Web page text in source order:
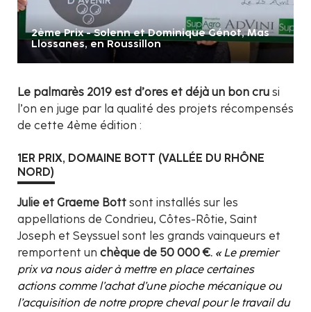
2ème Prix - Solenn et Dominique Génot, Mas
Llossanes, en Roussillon
Le palmarès 2019 est d’ores et déjà un bon cru si
l’on en juge par la qualité des projets récompensés
de cette 4ème édition :
1ER PRIX, DOMAINE BOTT (VALLÉE DU RHÔNE
NORD)
Julie et Graeme Bott sont installés sur les
appellations de Condrieu, Côtes-Rôtie, Saint
Joseph et Seyssuel sont les grands vainqueurs et
remportent un chèque de 50 000 €. « Le premier
prix va nous aider à mettre en place certaines
actions comme l’achat d’une pioche mécanique ou
l’acquisition de notre propre cheval pour le travail du